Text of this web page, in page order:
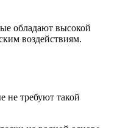
обладают высокой
воздействиям.
не требуют такой